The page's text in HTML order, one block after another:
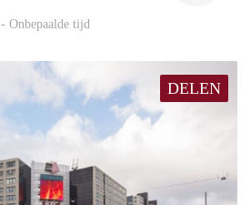
Onbepaalde tijd
DELEN